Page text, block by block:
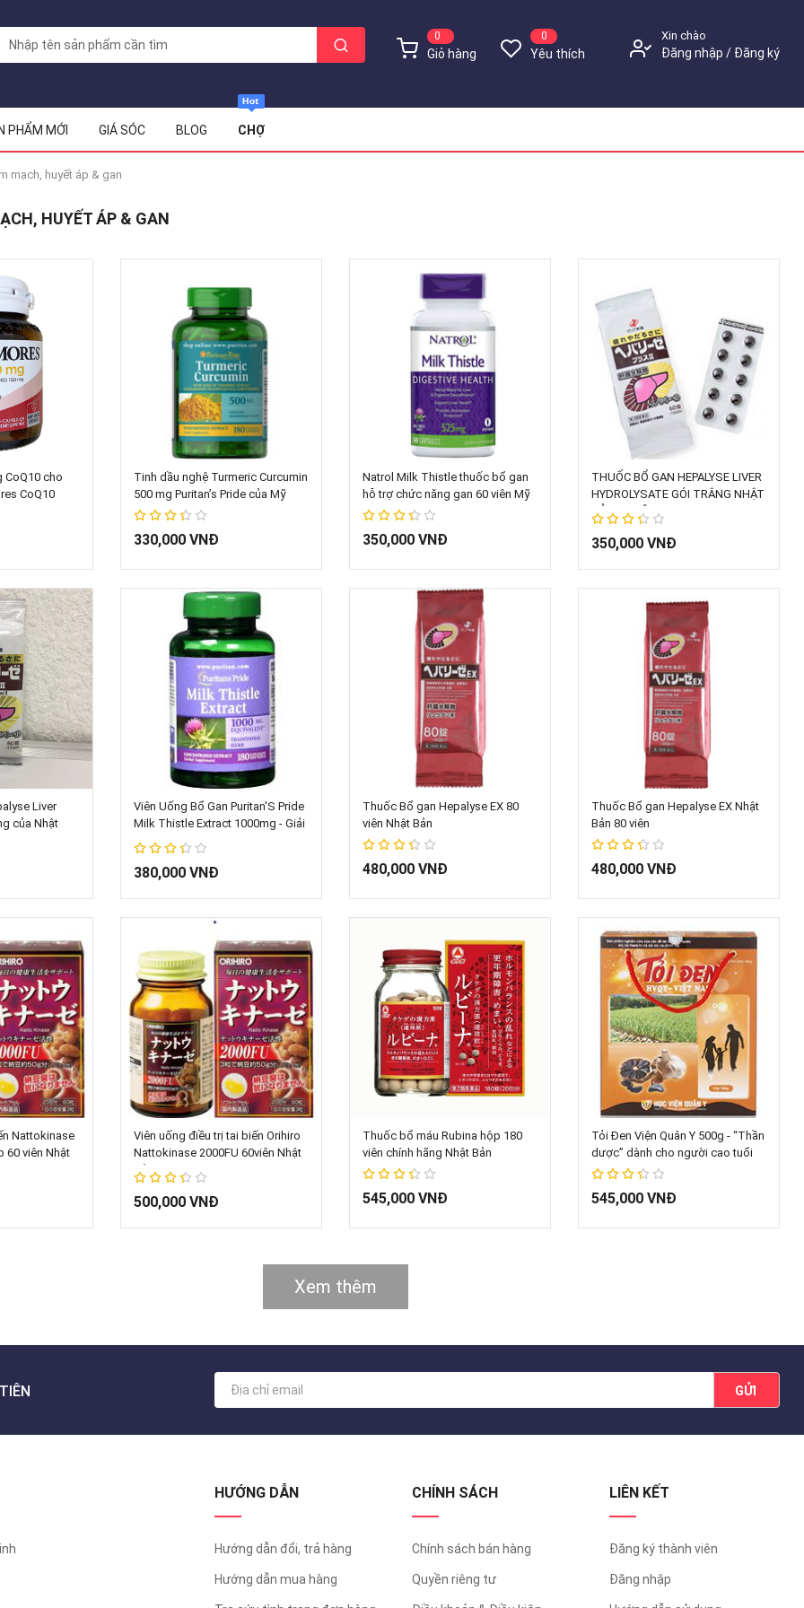
Giỏ hàng
0 0
Yêu thích
Xin chào
Đăng nhập Đăng ký
PHẨM MỚI GIÁ SÓC BLOG CHỢ
mạch, huyết áp & gan
HUYẾT ÁP & GAN
CoQ10 cho
CoQ10
hàng
Tinh dầu nghệ Turmeric Curcumin
500 mg Puritan’s Pride của Mỹ
67%
330,000 VNĐ
Thêm vào giỏ hàng
Natrol Milk Thistle thuốc bổ gan
hỗ trợ chức năng gan 60 viên Mỹ
67%
350,000 VNĐ
Thêm vào giỏ hàng
THUỐC BỔ GAN HEPALYSE LIVER
HYDROLYSATE GÓI TRẮNG NHẬT
BẢN 60 VIÊN
67%
350,000 VNĐ
Thêm vào giỏ hàng
Liver
của Nhật
hàng
Viên Uống Bổ Gan Puritan'S Pride
Milk Thistle Extract 1000mg - Giải
Độc Gan, Tăng Cường Chức Năng
Gan của Mỹ (180 viên)
67%
380,000 VNĐ
Thêm vào giỏ hàng
Thuốc Bổ gan Hepalyse EX 80
viên Nhật Bản
67%
480,000 VNĐ
Thêm vào giỏ hàng
Thuốc Bổ gan Hepalyse EX Nhật
Bản 80 viên
67%
480,000 VNĐ
Thêm vào giỏ hàng
Nattokinase
60 viên Nhật
hàng
Viên uống điều trị tai biến Orihiro
Nattokinase 2000FU 60viên Nhật
Bản
67%
500,000 VNĐ
Thêm vào giỏ hàng
Thuốc bổ máu Rubina hộp 180
viên chính hãng Nhật Bản
67%
545,000 VNĐ
Thêm vào giỏ hàng
Tỏi Đen Viện Quân Y 500g - “Thần
dược” dành cho người cao tuổi
67%
545,000 VNĐ
Thêm vào giỏ hàng
Xem thêm
GỬI
HƯỚNG DẪN
Hướng dẫn đổi, trả hàng
Hướng dẫn mua hàng
CHÍNH SÁCH
Chính sách bán hàng
Quyền riêng tư
LIÊN KẾT
Đăng ký thành viên
Đăng nhập